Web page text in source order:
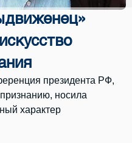
президента РФ,
носила
характер